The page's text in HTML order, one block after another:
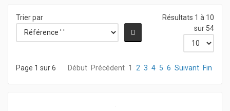
Trier par
Résultats 1 à 10
sur 54
Début Précédent 1 2 3 4 5 6 Suivant Fin
Page 1 sur 6